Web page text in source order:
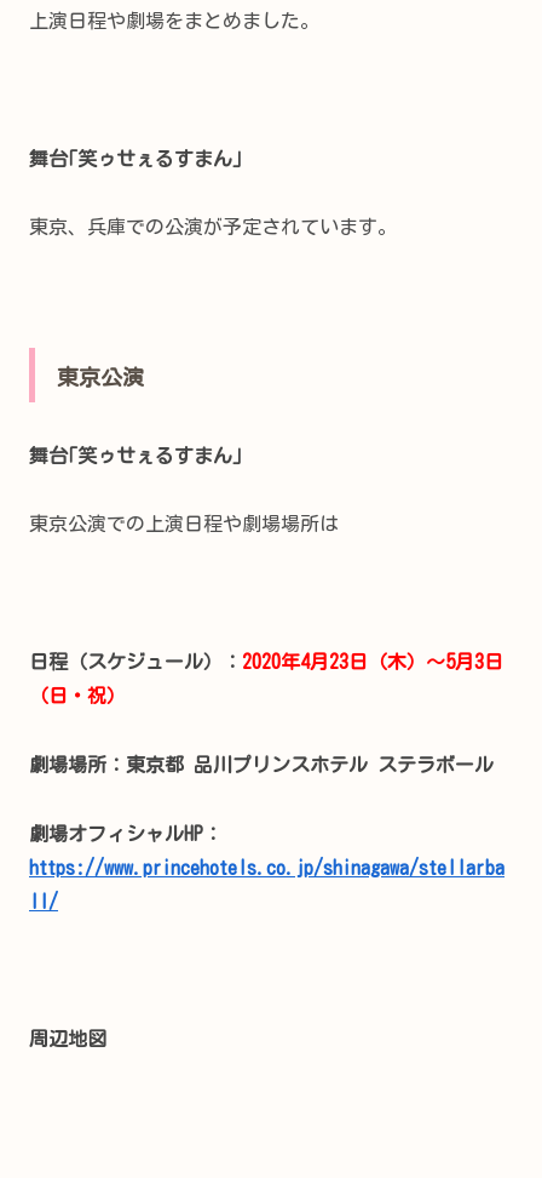
上演日程や劇場をまとめました。
舞台｢笑ゥせぇるすまん｣
東京、兵庫での公演が予定されています。
東京公演
舞台｢笑ゥせぇるすまん｣
東京公演での上演日程や劇場場所は
日程（スケジュール）： 2020年4月23日（木）～5月3日
（日・祝）
劇場場所：東京都 品川プリンスホテル ステラボール
劇場オフィシャルHP：
https://www.princehotels.co.jp/shinagawa/stellarba
ll/
周辺地図